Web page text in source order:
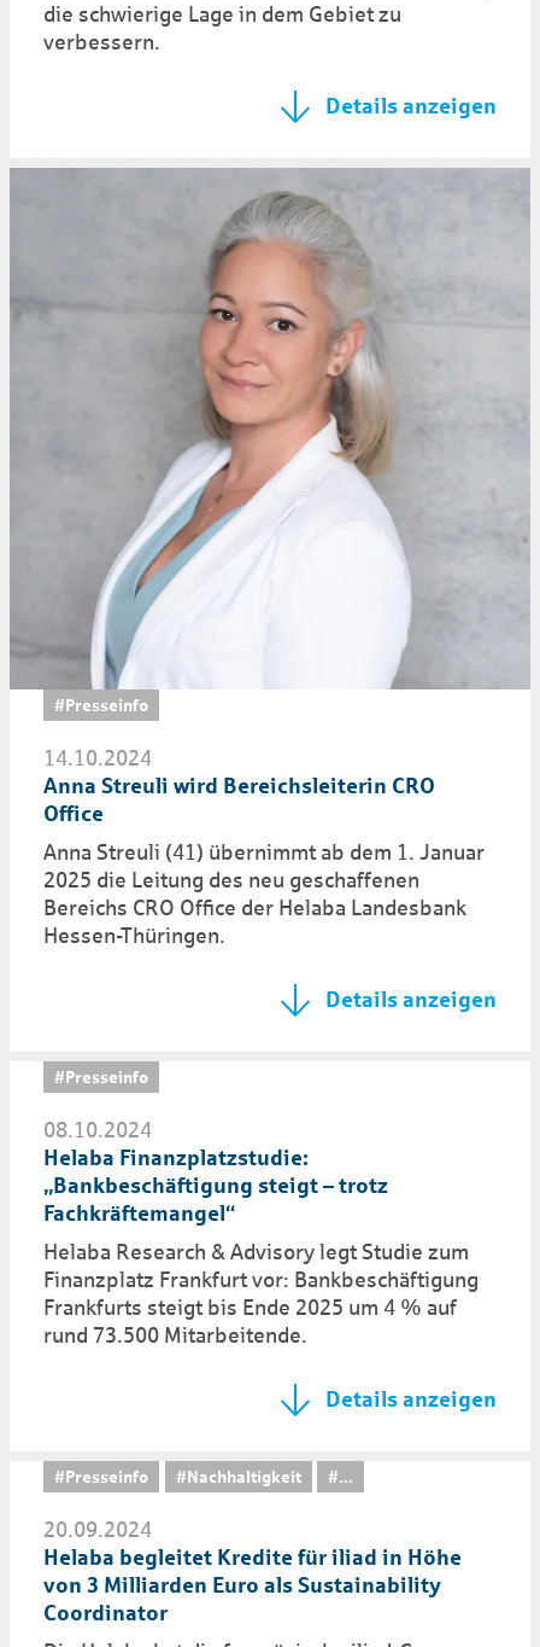
die schwierige Lage in dem Gebiet zu
verbessern.
Details anzeigen
#Presseinfo
14.10.2024
Anna Streuli wird Bereichsleiterin CRO
Office
Anna Streuli (41) übernimmt ab dem 1. Januar
2025 die Leitung des neu geschaffenen
Bereichs CRO Office der Helaba Landesbank
Hessen-Thüringen.
Details anzeigen
#Presseinfo
08.10.2024
Helaba Finanzplatzstudie:
„Bankbeschäftigung steigt – trotz
Fachkräftemangel“
Helaba Research & Advisory legt Studie zum
Finanzplatz Frankfurt vor: Bankbeschäftigung
Frankfurts steigt bis Ende 2025 um 4 % auf
rund 73.500 Mitarbeitende.
Details anzeigen
#Presseinfo #Nachhaltigkeit ...
20.09.2024
Helaba begleitet Kredite für iliad in Höhe
von 3 Milliarden Euro als Sustainability
Coordinator